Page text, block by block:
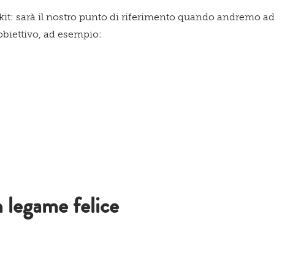
sarà il nostro punto di riferimento quando andremo ad
ad esempio:
felice